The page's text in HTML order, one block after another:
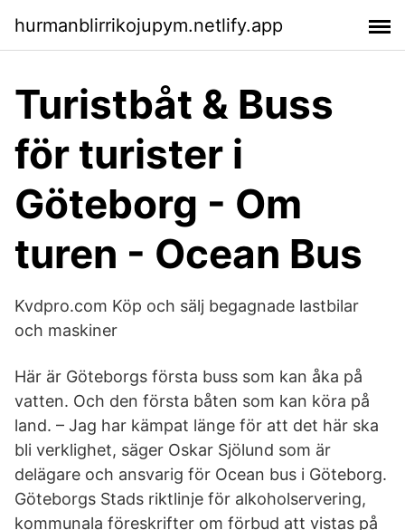
hurmanblirrikojupym.netlify.app
Turistbåt & Buss
för turister i
Göteborg - Om
turen - Ocean Bus
Kvdpro.com Köp och sälj begagnade lastbilar
och maskiner
Här är Göteborgs första buss som kan åka på
vatten. Och den första båten som kan köra på
land. – Jag har kämpat länge för att det här ska
bli verklighet, säger Oskar Sjölund som är
delägare och ansvarig för Ocean bus i Göteborg.
Göteborgs Stads riktlinje för alkoholservering,
kommunala föreskrifter om förbud att vistas på